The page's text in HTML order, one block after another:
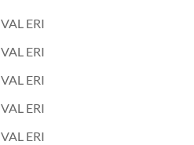
VAL ERI
VAL ERI
VAL ERI
VAL ERI
VAL ERI